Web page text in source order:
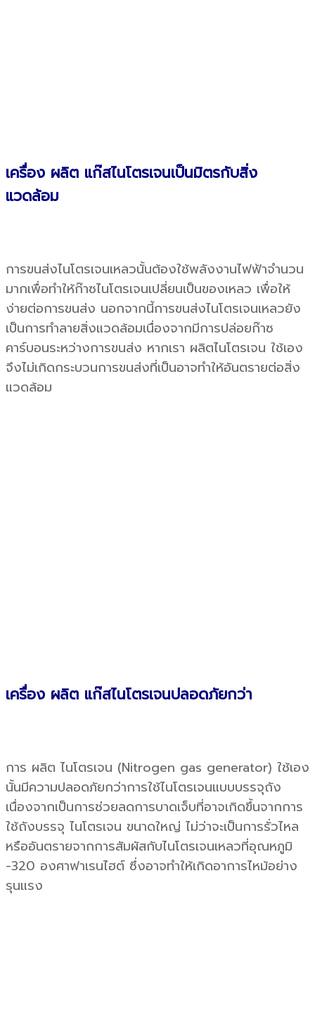
เครื่อง ผลิต แก๊สไนโตรเจนเป็นมิตรกับสิ่ง
แวดล้อม
การขนส่งไนโตรเจนเหลวนั้นต้องใช้พลังงานไฟฟ้าจำนวน
มากเพื่อทำให้ก๊าซไนโตรเจนเปลี่ยนเป็นของเหลว เพื่อให้
ง่ายต่อการขนส่ง นอกจากนี้การขนส่งไนโตรเจนเหลวยัง
เป็นการทำลายสิ่งแวดล้อมเนื่องจากมีการปล่อยก๊าซ
คาร์บอนระหว่างการขนส่ง หากเรา ผลิตไนโตรเจน ใช้เอง
จึงไม่เกิดกระบวนการขนส่งที่เป็นอาจทำให้อันตรายต่อสิ่ง
แวดล้อม
เครื่อง ผลิต แก๊สไนโตรเจนปลอดภัยกว่า
การ ผลิต ไนโตรเจน (Nitrogen gas generator) ใช้เอง
นั้นมีความปลอดภัยกว่าการใช้ไนโตรเจนแบบบรรจุถัง
เนื่องจากเป็นการช่วยลดการบาดเจ็บที่อาจเกิดขึ้นจากการ
ใช้ถังบรรจุ ไนโตรเจน ขนาดใหญ่ ไม่ว่าจะเป็นการรั่วไหล
หรืออันตรายจากการสัมผัสกับไนโตรเจนเหลวที่อุณหภูมิ
-320 องศาฟาเรนไฮต์ ซึ่งอาจทำให้เกิดอาการไหม้อย่าง
รุนแรง